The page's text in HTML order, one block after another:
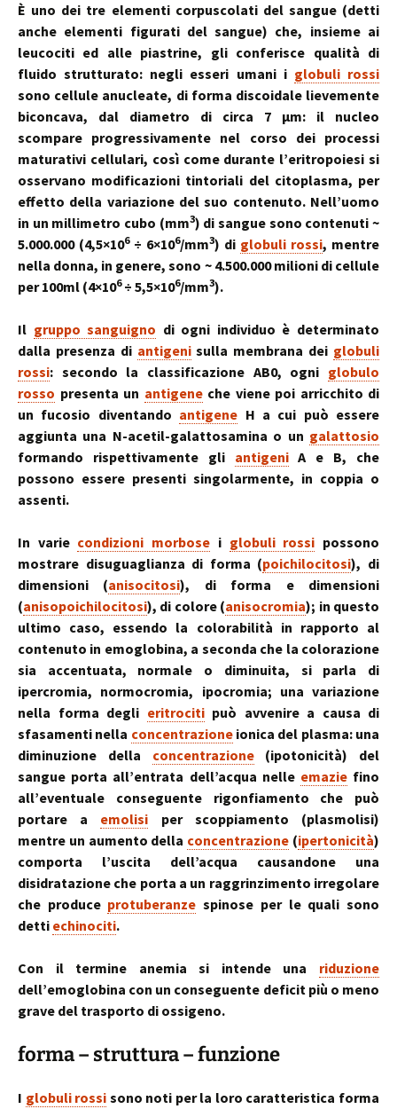
È uno dei tre elementi corpuscolati del sangue (detti
anche elementi figurati del sangue) che, insieme ai
leucociti ed alle piastrine, gli conferisce qualità di
fluido strutturato: negli esseri umani i globuli rossi
sono cellule anucleate, di forma discoidale lievemente
biconcava, dal diametro di circa 7 μm: il nucleo
scompare progressivamente nel corso dei processi
maturativi cellulari, così come durante l’eritropoiesi si
osservano modificazioni tintoriali del citoplasma, per
effetto della variazione del suo contenuto. Nell’uomo
in un millimetro cubo (mm3) di sangue sono contenuti ~
5.000.000 (4,5×106÷ 6×106/mm3) di globuli rossi, mentre
nella donna, in genere, sono ~ 4.500.000 milioni di cellule
per 100ml (4×106÷ 5,5×106/mm3).
Il gruppo sanguigno di ogni individuo è determinato
dalla presenza di antigenisulla membrana dei globuli
rossi: secondo la classificazione AB0, ogni globulo
rosso presenta un antigeneche viene poi arricchito di
un fucosio diventando antigene H a cui può essere
aggiunta una N-acetil-galattosamina o un galattosio
formando rispettivamente gli antigeniA e B, che
possono essere presenti singolarmente, in coppia o
assenti.
In varie condizioni morbose i globuli rossi possono
mostrare disuguaglianza di forma (poichilocitosi), di
dimensioni (anisocitosi), di forma e dimensioni
(anisopoichilocitosi), di colore (anisocromia); in questo
ultimo caso, essendo la colorabilità in rapporto al
contenuto in emoglobina, a seconda che la colorazione
sia accentuata, normale o diminuita, si parla di
ipercromia, normocromia, ipocromia; una variazione
nella forma degli eritrocitipuò avvenire a causa di
sfasamenti nella concentrazioneionica del plasma: una
diminuzione della concentrazione(ipotonicità) del
sangue porta all’entrata dell’acqua nelle emaziefino
all’eventuale conseguente rigonfiamento che può
portare a emolisi per scoppiamento (plasmolisi)
mentre un aumento della concentrazione (ipertonicità)
comporta l’uscita dell’acqua causandone una
disidratazione che porta a un raggrinzimento irregolare
che produce protuberanze spinose per le quali sono
detti echinociti.
Con il termine anemia si intende una riduzione
dell’emoglobina con un conseguente deficit più o meno
grave del trasporto di ossigeno.
forma – struttura – funzione
I globuli rossi sono noti per la loro caratteristica forma